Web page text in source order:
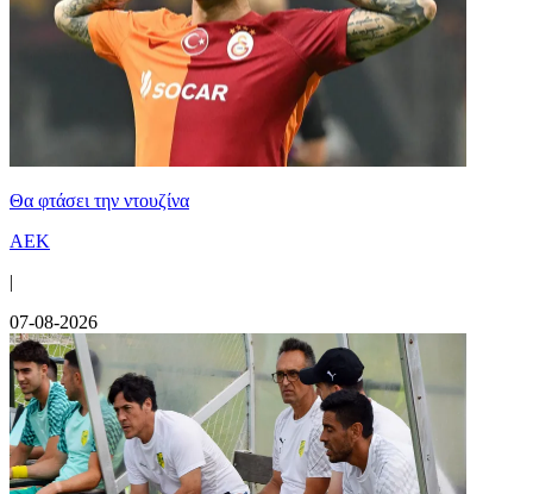
Θα φτάσει την ντουζίνα
ΑΕΚ
|
07-08-2026